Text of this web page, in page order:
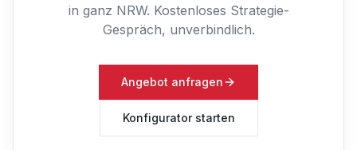
in ganz NRW. Kostenloses Strategie-
Gespräch, unverbindlich.
Angebot anfragen
Konfigurator starten